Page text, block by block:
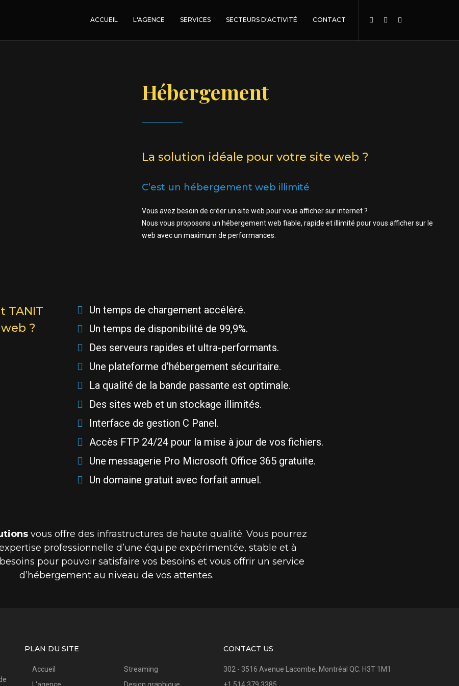
ACCUEIL L'AGENCE SERVICES SECTEURS D'ACTIVITÉ CONTACT
Hébergement
La solution idéale pour votre site web ?
C’est un hébergement web illimité
Vous avez besoin de créer un site web pour vous afficher sur internet ?
Nous vous proposons un hébergement web fiable, rapide et illimité pour vous afficher sur le
web avec un maximum de performances.
TANIT
?
Un temps de chargement accéléré.
Un temps de disponibilité de 99,9%.
Des serveurs rapides et ultra-performants.
Une plateforme d’hébergement sécuritaire.
La qualité de la bande passante est optimale.
Des sites web et un stockage illimités.
Interface de gestion C Panel.
Accès FTP 24/24 pour la mise à jour de vos fichiers.
Une messagerie Pro Microsoft Office 365 gratuite.
Un domaine gratuit avec forfait annuel.
vous offre des infrastructures de haute qualité. Vous pourrez
professionnelle d’une équipe expérimentée, stable et à
besoins pour pouvoir satisfaire vos besoins et vous offrir un service
d’hébergement au niveau de vos attentes.
PLAN DU SITE
Accueil
Streaming
CONTACT US
302 - 3516 Avenue Lacombe, Montréal QC. H3T 1M1